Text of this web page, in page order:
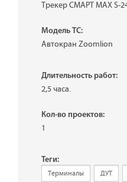
Трекер СМАРТ MAX S-
Модель ТС:
Автокран Zoomlion
Длительность работ:
2,5 часа.
Кол-во проектов:
1
Теги:
Терминалы ДУТ